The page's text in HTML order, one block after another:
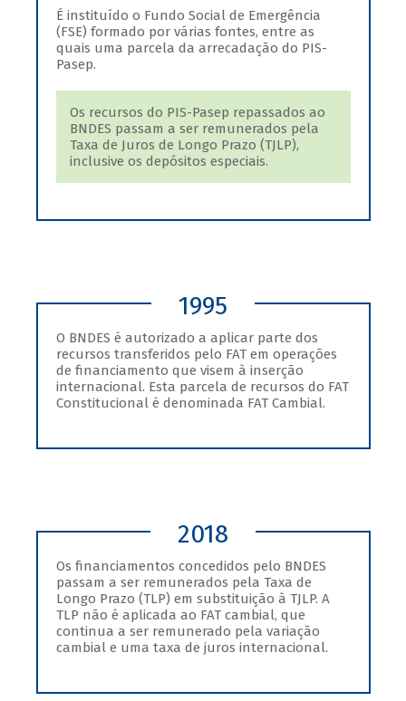
É instituído o Fundo Social de Emergência
(FSE) formado por várias fontes, entre as
quais uma parcela da arrecadação do PIS-
Pasep.
Os recursos do PIS-Pasep repassados ao
BNDES passam a ser remunerados pela
Taxa de Juros de Longo Prazo (TJLP),
inclusive os depósitos especiais.
1995
O BNDES é autorizado a aplicar parte dos
recursos transferidos pelo FAT em operações
de financiamento que visem à inserção
internacional. Esta parcela de recursos do FAT
Constitucional é denominada FAT Cambial.
2018
Os financiamentos concedidos pelo BNDES
passam a ser remunerados pela Taxa de
Longo Prazo (TLP) em substituição à TJLP. A
TLP não é aplicada ao FAT cambial, que
continua a ser remunerado pela variação
cambial e uma taxa de juros internacional.